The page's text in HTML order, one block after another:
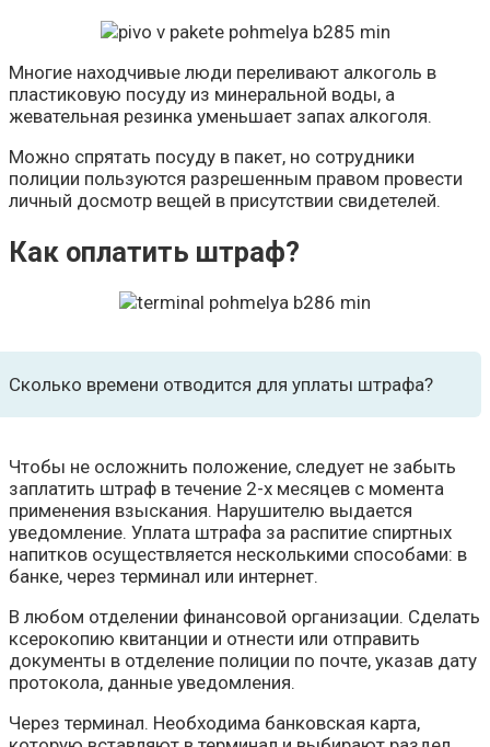
Многие находчивые люди переливают алкоголь в
пластиковую посуду из минеральной воды, а
жевательная резинка уменьшает запах алкоголя.
Можно спрятать посуду в пакет, но сотрудники
полиции пользуются разрешенным правом провести
личный досмотр вещей в присутствии свидетелей.
Как оплатить штраф?
Сколько времени отводится для уплаты штрафа?
Чтобы не осложнить положение, следует не забыть
заплатить штраф в течение 2-х месяцев с момента
применения взыскания. Нарушителю выдается
уведомление. Уплата штрафа за распитие спиртных
напитков осуществляется несколькими способами: в
банке, через терминал или интернет.
В любом отделении финансовой организации. Сделать
ксерокопию квитанции и отнести или отправить
документы в отделение полиции по почте, указав дату
протокола, данные уведомления.
Через терминал. Необходима банковская карта,